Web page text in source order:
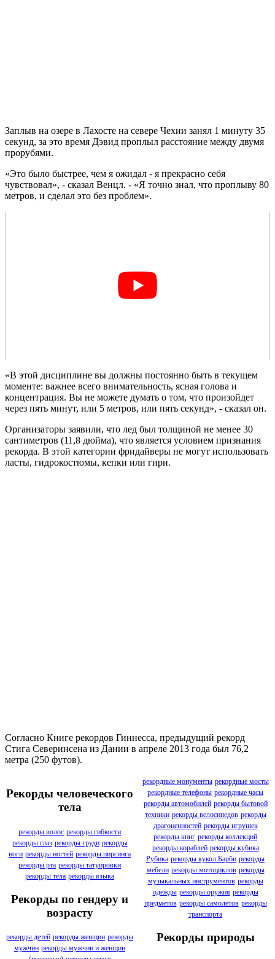
Заплыв на озере в Лахосте на севере Чехии занял 1 минуту 35
секунд, за это время Дэвид проплыл расстояние между двумя
прорубями.
«Это было быстрее, чем я ожидал - я прекрасно себя
чувствовал», - сказал Венцл. - «Я точно знал, что проплыву 80
метров, и сделал это без проблем».
«В этой дисциплине вы должны постоянно быть в текущем
моменте: важнее всего внимательность, ясная голова и
концентрация. Вы не можете думать о том, что произойдет
через пять минут, или 5 метров, или пять секунд», - сказал он.
Организаторы заявили, что лед был толщиной не менее 30
сантиметров (11,8 дюйма), что является условием признания
рекорда. В этой категории фридайверы не могут использовать
ласты, гидрокостюмы, кепки или гири.
Согласно Книге рекордов Гиннесса, предыдущий рекорд
Стига Северинсена из Дании в апреле 2013 года был 76,2
метра (250 футов).
Рекорды человеческого
тела
рекорды волос рекорды гибкости
рекорды глаз рекорды груди рекорды
ноги рекорды ногтей рекорды пирсинга
рекорды рта рекорды татуировки
рекорды тела рекорды языка
Рекорды по гендеру и
возрасту
рекорды детей рекорды женщин рекорды
мужчин рекорды мужчин и женщин
рекордные монументы рекордные мосты
рекордные телефоны рекордные часы
рекорды автомобилей рекорды бытовой
техники рекорды велосипедов рекорды
драгоценностей рекорды игрушек
рекорды книг рекорды коллекций
рекорды кораблей рекорды кубика
Рубика рекорды кукол Барби рекорды
мебели рекорды мотоциклов рекорды
музыкальных инструментов рекорды
одежды рекорды оружия рекорды
предметов рекорды самолетов рекорды
транспорта
Рекорды природы